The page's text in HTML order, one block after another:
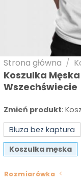
Strona główna /
Koszulka
Wszechświecie
Zmień produkt:
Bluza bez kaptura
Koszulka męska
Rozmiarówka